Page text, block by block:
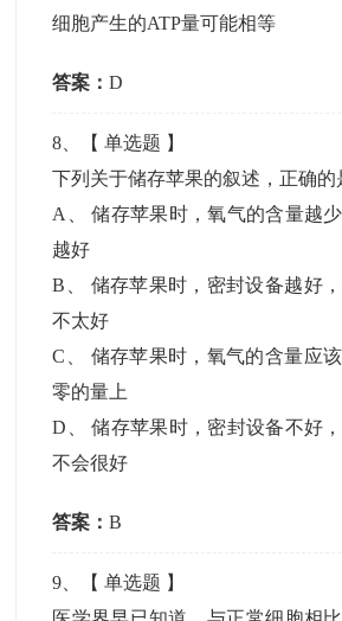
细胞产生的ATP量可能相等
答案：D
8 、【单选题 】
下列关于储存苹果的叙述，正确的
A
、储存苹果时，氧气的含量越
越好
B
储存苹果时，密封设备越好
不太好
C
储存苹果时，氧气的含量应
零的量上
D 、储存苹果时，密封设备不好
不会很好
答案：B
9 、【单选题 】